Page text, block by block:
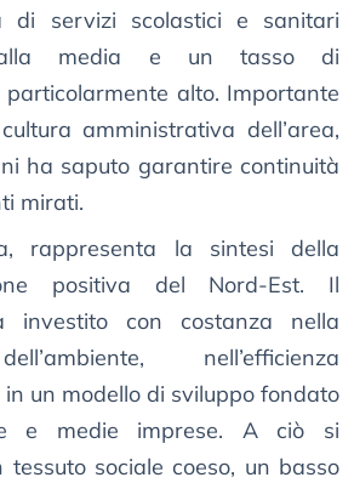
di servizi scolastici e sanitari
alla media e un tasso di
particolarmente alto. Importante
amministrativa dell’area,
ha saputo garantire continuità
mirati.
rappresenta la sintesi della
positiva del Nord-Est. Il
investito con costanza nella
nell’efficienza
un modello di sviluppo fondato
e medie imprese. A ciò si
tessuto sociale coeso, un basso